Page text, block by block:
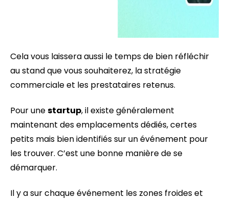
Cela vous laissera aussi le temps de bien réfléchir
au stand que vous souhaiterez, la stratégie
commerciale et les prestataires retenus.
Pour unestartup, il existe généralement
maintenant des emplacements dédiés, certes
petits mais bien identifiés sur un événement pour
les trouver. C’est une bonne manière de se
démarquer.
Il y a sur chaque événement les zones froides et